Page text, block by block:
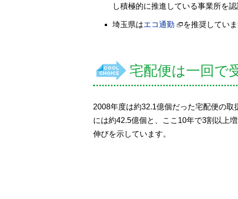
し積極的に推進している事業所を
埼玉県はエコ通勤 を推奨していま
宅配便は一回で
2008年度は約32.1億個だった宅配便の取
には約42.5億個と、ここ10年で3割以上
伸びを示しています。